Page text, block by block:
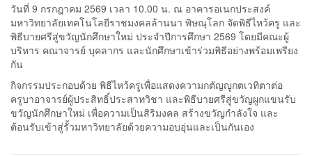
วันที่ 9 กรกฎาคม 2569 เวลา 10.00 น. ณ อาคารอเนกประสงค์
มหาวิทยาลัยเทคโนโลยีราชมงคลล้านนา พิษณุโลก จัดพิธีไหว้ครู และ
พิธีบายศรีสู่ขวัญนักศึกษาใหม่ ประจำปีการศึกษา 2569 โดยมีคณะผู้
บริหาร คณาจารย์ บุคลากร และนักศึกษาเข้าร่วมพิธีอย่างพร้อมเพรียง
กัน
กิจกรรมประกอบด้วย พิธีไหว้ครูเพื่อแสดงความกตัญญูกตเวทิตาต่อ
ครูบาอาจารย์ผู้ประสิทธิ์ประสาทวิชา และพิธีบายศรีสู่ขวัญผูกแขนรับ
ขวัญนักศึกษาใหม่ เพื่อความเป็นสิริมงคล สร้างขวัญกำลังใจ และ
ต้อนรับเข้าสู่รั้วมหาวิทยาลัยด้วยความอบอุ่นและเป็นกันเอง